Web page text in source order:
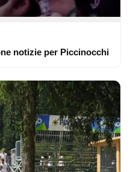
notizie per Piccinocchi